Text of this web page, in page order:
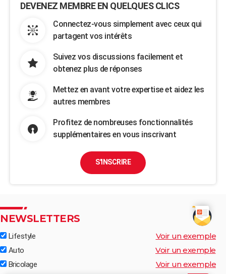
DEVENEZ MEMBRE EN QUELQUES CLICS
Connectez-vous simplement avec ceux qui
partagent vos intérêts
Suivez vos discussions facilement et
obtenez plus de réponses
Mettez en avant votre expertise et aidez les
autres membres
Profitez de nombreuses fonctionnalités
supplémentaires en vous inscrivant
S'INSCRIRE
NEWSLETTERS
Lifestyle Voir un exemple
Auto Voir un exemple
Bricolage Voir un exemple